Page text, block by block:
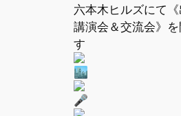
六本木ヒルズにて
講演会＆交流会》を
す